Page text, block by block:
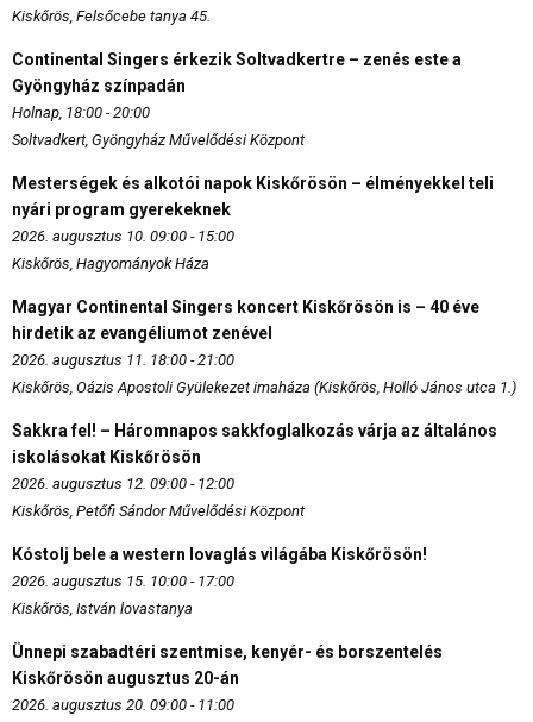
Kiskőrös, Felsőcebe tanya 45.
Continental Singers érkezik Soltvadkertre – zenés este a
Gyöngyház színpadán
Holnap, 18:00 - 20:00
Soltvadkert, Gyöngyház Művelődési Központ
Mesterségek és alkotói napok Kiskőrösön – élményekkel teli
nyári program gyerekeknek
2026. augusztus 10. 09:00 - 15:00
Kiskőrös, Hagyományok Háza
Magyar Continental Singers koncert Kiskőrösön is – 40 éve
hirdetik az evangéliumot zenével
2026. augusztus 11. 18:00 - 21:00
Kiskőrös, Oázis Apostoli Gyülekezet imaháza (Kiskőrös, Holló János utca 1.)
Sakkra fel! – Háromnapos sakkfoglalkozás várja az általános
iskolásokat Kiskőrösön
2026. augusztus 12. 09:00 - 12:00
Kiskőrös, Petőfi Sándor Művelődési Központ
Kóstolj bele a western lovaglás világába Kiskőrösön!
2026. augusztus 15. 10:00 - 17:00
Kiskőrös, István lovastanya
Ünnepi szabadtéri szentmise, kenyér- és borszentelés
Kiskőrösön augusztus 20-án
2026. augusztus 20. 09:00 - 11:00